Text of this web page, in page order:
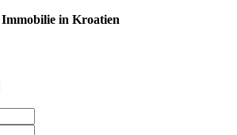
Immobilie in Kroatien